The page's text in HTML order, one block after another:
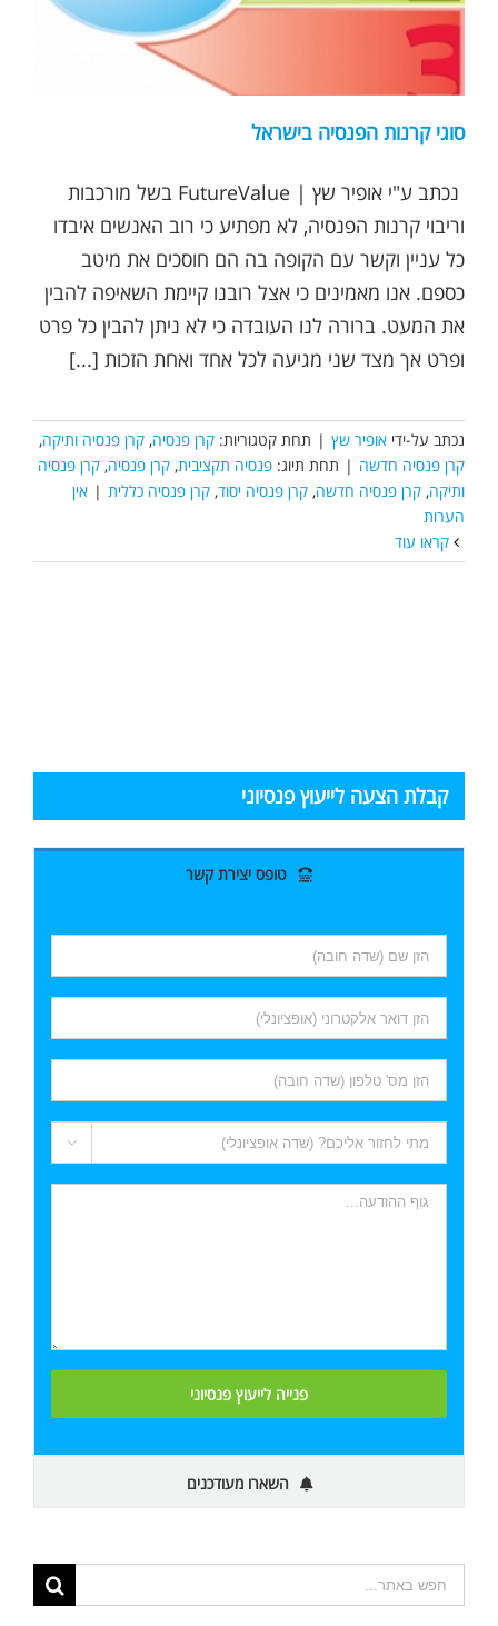
סוגי קרנות הפנסיה בישראל
נכתב ע"י אופיר שץ | FutureValue בשל מורכבות
וריבוי קרנות הפנסיה, לא מפתיע כי רוב האנשים איבדו
כל עניין וקשר עם הקופה בה הם חוסכים את מיטב
כספם. אנו מאמינים כי אצל רובנו קיימת השאיפה להבין
את המעט. ברורה לנו העובדה כי לא ניתן להבין כל פרט
ופרט אך מצד שני מגיעה לכל אחד ואחת הזכות [...]
נכתב על-ידי אופיר שץ | תחת קטגוריות: קרן פנסיה, קרן פנסיה ותיקה,
קרן פנסיה חדשה | תחת תיוג: פנסיה תקציבית, קרן פנסיה, קרן פנסיה
ותיקה, קרן פנסיה חדשה, קרן פנסיה יסוד, קרן פנסיה כללית | אין
הערות
קראו עוד
קבלת הצעה לייעוץ פנסיוני
טופס יצירת קשר

השארו מעודכנים
תוצאות
החיפוש